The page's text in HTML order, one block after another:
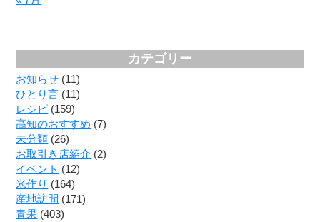
カテゴリー
お知らせ (11)
ひとり言 (11)
レシピ (159)
高知のおすすめ (7)
未分類 (26)
お取引き店紹介 (2)
イベント (12)
米作り (164)
産地訪問 (171)
青果 (403)